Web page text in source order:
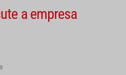
a empresa